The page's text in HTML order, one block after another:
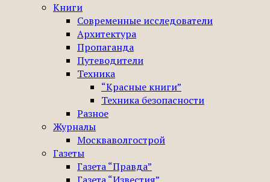
Книги
Современные исследователи
Архитектура
Пропаганда
Путеводители
Техника
“Красные книги”
Техника безопасности
Разное
Журналы
Москваволгострой
Газеты
Газета “Правда”